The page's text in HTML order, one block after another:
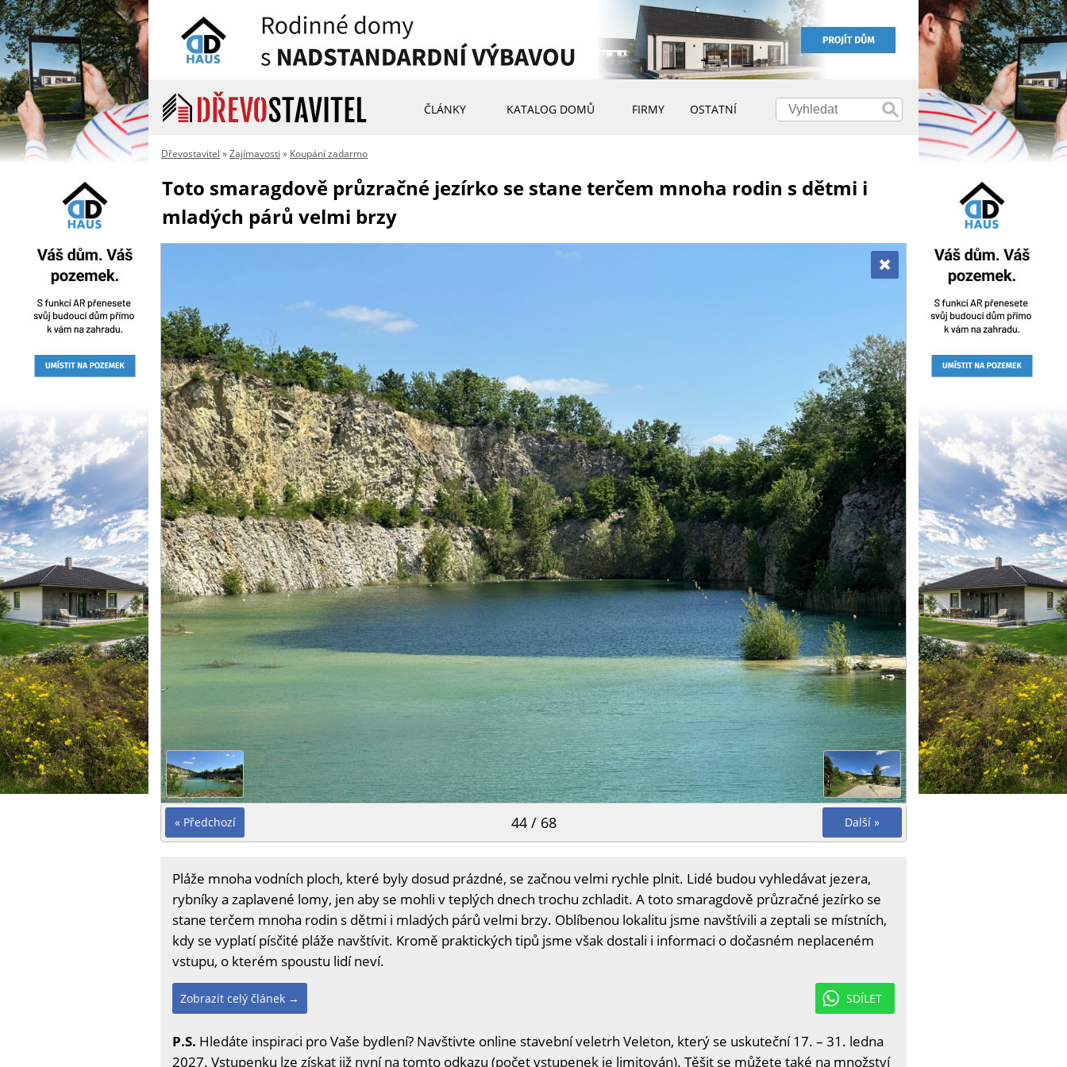
ČLÁNKY KATALOG DOMŮ FIRMY OSTATNÍ
Dřevostavitel »Zajímavosti » Koupání zadarmo
Toto smaragdově průzračné jezírko se stane terčem mnoha rodin s dětmi i
mladých párů velmi brzy
« Předchozí Další »
44 / 68
Pláže mnoha vodních ploch, které byly dosud prázdné, se začnou velmi rychle plnit. Lidé budou vyhledávat jezera,
rybníky a zaplavené lomy, jen aby se mohli v teplých dnech trochu zchladit. A toto smaragdově průzračné jezírko se
stane terčem mnoha rodin s dětmi i mladých párů velmi brzy. Oblíbenou lokalitu jsme navštívili a zeptali se místních,
kdy se vyplatí písčité pláže navštívit. Kromě praktických tipů jsme však dostali i informaci o dočasném neplaceném
vstupu, o kterém spoustu lidí neví.
SDÍLET
Zobrazit celý článek →
P.S. Hledáte inspiraci pro Vaše bydlení? Navštivte online stavební veletrh Veleton, který se uskuteční 17. – 31. ledna
2027. Vstupenku lze získat již nyní na tomto odkazu (počet vstupenek je limitován). Těšit se můžete také na množství